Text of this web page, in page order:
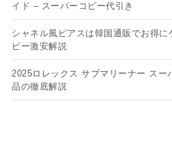
イド – スーパーコピー代引き
シャネル風ピアスは韓国通販でお得
ピー​激安解説
2025ロレックス サブマリーナー スー
品の徹底解説